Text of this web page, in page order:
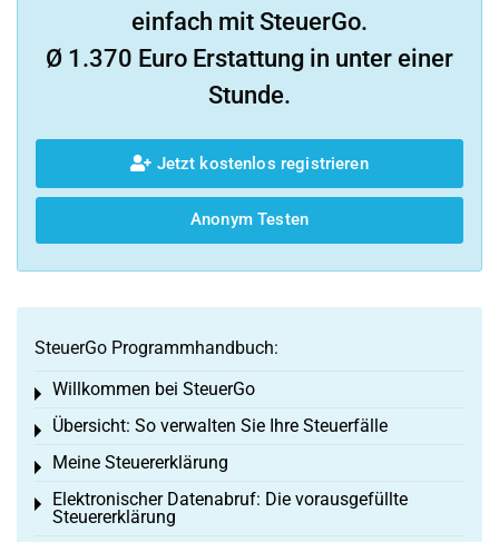
einfach mit SteuerGo.
Ø 1.370 Euro Erstattung in unter einer
Stunde.
Jetzt kostenlos registrieren
Anonym Testen
SteuerGo Programmhandbuch:
Willkommen bei SteuerGo
Toggle menu
Übersicht: So verwalten Sie Ihre Steuerfälle
Toggle menu
Meine Steuererklärung
Toggle menu
Elektronischer Datenabruf: Die vorausgefüllte
Steuererklärung
Toggle menu